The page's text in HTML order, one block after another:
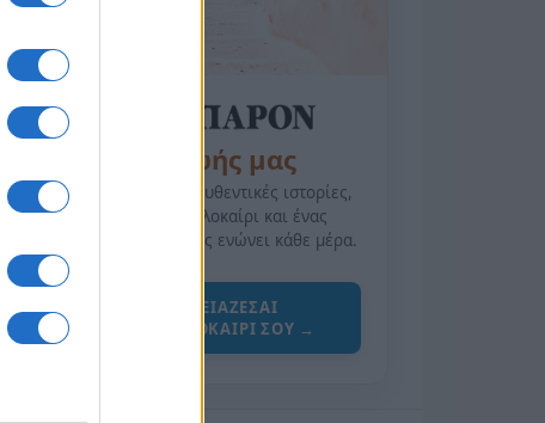
της Ζωής μας
Οι άνθρωποι, οι αυθεντικές ιστορίες,
το ελληνικό καλοκαίρι και ένας
πολιτισμός που μας ενώνει κάθε μέρα.
ΟΣΑ ΧΡΕΙΑΖΕΣΑΙ
ΓΙΑ ΤΟ ΚΑΛΟΚΑΙΡΙ ΣΟΥ →